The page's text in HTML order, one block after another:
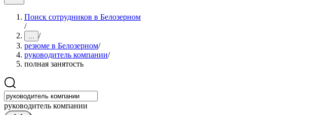
Поиск сотрудников в Белозерном
/
... /
резюме в Белозерном/
руководитель компании/
полная занятость
руководитель компании